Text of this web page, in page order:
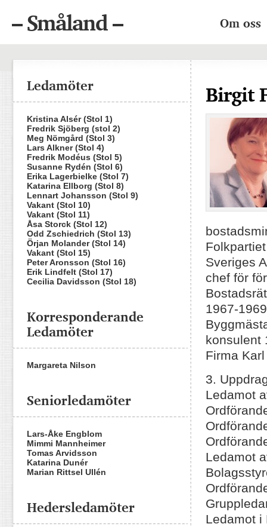
– Småland – Om oss
Birgit
Sveriges
chef för
1967-1969
konsulent
Firma
3.
Ledamot
Ledamot
Ledamot i
Ledamöter
Kristina Alsér (Stol 1)
Fredrik Sjöberg (stol 2)
Meg Nömgård (Stol 3)
Lars Alkner (Stol 4)
Fredrik Modéus (Stol 5)
Susanne Rydén (Stol 6)
Erika Lagerbielke (Stol 7)
Katarina Ellborg (Stol 8)
Lennart Johansson (Stol 9)
Vakant (Stol 10)
Vakant (Stol 11)
Åsa Storck (Stol 12)
Odd Zschiedrich (Stol 13)
Örjan Molander (Stol 14)
Vakant (Stol 15)
Peter Aronsson (Stol 16)
Erik Lindfelt (Stol 17)
Cecilia Davidsson (Stol 18)
Korresponderande
Ledamöter
Margareta Nilson
Seniorledamöter
Lars-Åke Engblom
Mimmi Mannheimer
Tomas Arvidsson
Katarina Dunér
Marian Rittsel Ullén
Hedersledamöter